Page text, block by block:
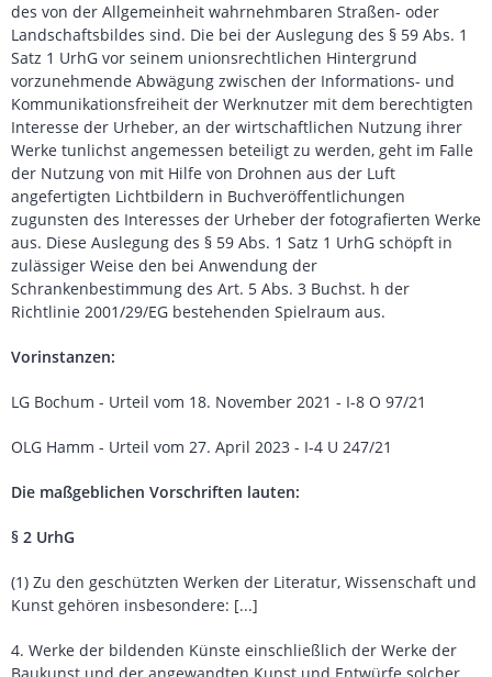
des von der Allgemeinheit wahrnehmbaren Straßen- oder
Landschaftsbildes sind. Die bei der Auslegung des § 59 Abs. 1
Satz 1 UrhG vor seinem unionsrechtlichen Hintergrund
vorzunehmende Abwägung zwischen der Informations- und
Kommunikationsfreiheit der Werknutzer mit dem berechtigten
Interesse der Urheber, an der wirtschaftlichen Nutzung ihrer
Werke tunlichst angemessen beteiligt zu werden, geht im Falle
der Nutzung von mit Hilfe von Drohnen aus der Luft
angefertigten Lichtbildern in Buchveröffentlichungen
zugunsten des Interesses der Urheber der fotografierten Werke
aus. Diese Auslegung des § 59 Abs. 1 Satz 1 UrhG schöpft in
zulässiger Weise den bei Anwendung der
Schrankenbestimmung des Art. 5 Abs. 3 Buchst. h der
Richtlinie 2001/29/EG bestehenden Spielraum aus.
Vorinstanzen:
LG Bochum - Urteil vom 18. November 2021 - I-8 O 97/21
OLG Hamm - Urteil vom 27. April 2023 - I-4 U 247/21
Die maßgeblichen Vorschriften lauten:
§ 2 UrhG
(1) Zu den geschützten Werken der Literatur, Wissenschaft und
Kunst gehören insbesondere: [...]
4. Werke der bildenden Künste einschließlich der Werke der